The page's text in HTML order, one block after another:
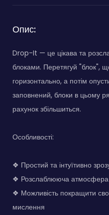
Опис:
Drop-It — це цікава та
блоками. Перетягуй "блок",
горизонтально, а потім
заповнений, блоки в цьому
рахунок збільшиться.
Особливості:
❖ Простий та інтуїтивно
❖ Розслаблююча атмосфера
❖ Можливість покращити
мислення